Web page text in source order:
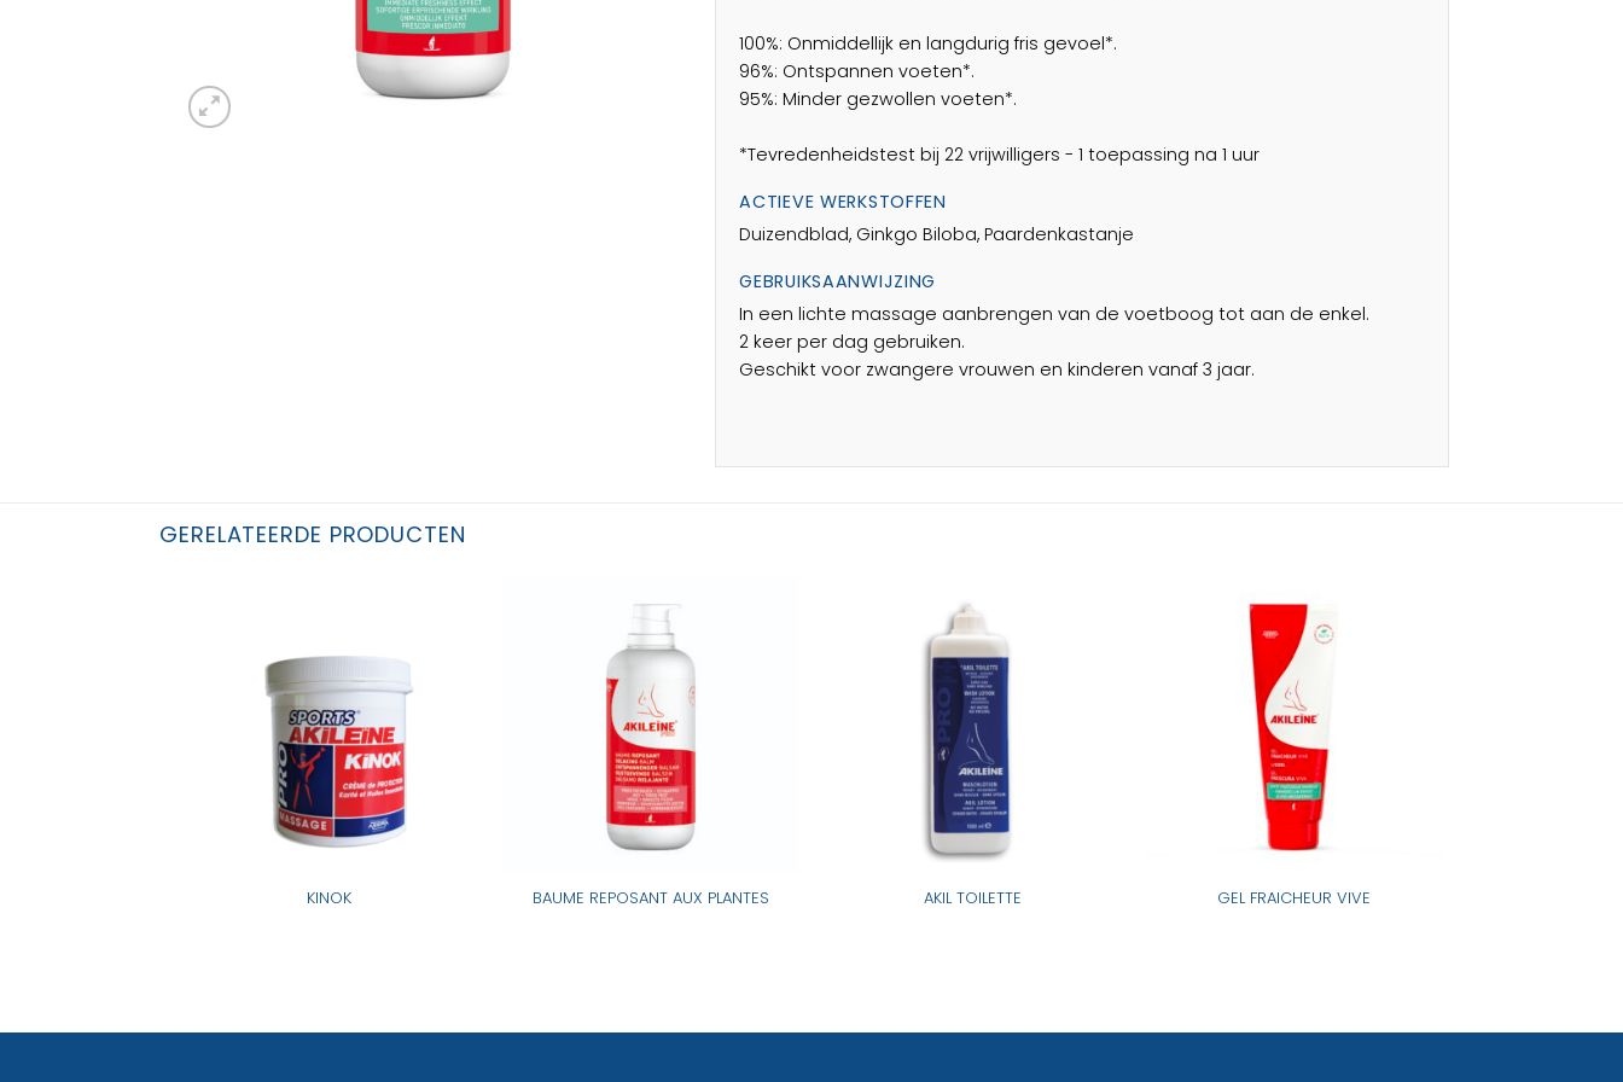
100%: Onmiddellijk en langdurig fris gevoel*.
96%: Ontspannen voeten*.
95%: Minder gezwollen voeten*.
*Tevredenheidstest bij 22 vrijwilligers - 1 toepassing na 1 uur
ACTIEVE WERKSTOFFEN
Duizendblad, Ginkgo Biloba, Paardenkastanje
GEBRUIKSAANWIJZING
In een lichte massage aanbrengen van de voetboog tot aan de enkel.
2 keer per dag gebruiken.
Geschikt voor zwangere vrouwen en kinderen vanaf 3 jaar.
GERELATEERDE PRODUCTEN
KINOK BAUME REPOSANT AUX PLANTES AKIL TOILETTE GEL FRAICHEUR VIVE